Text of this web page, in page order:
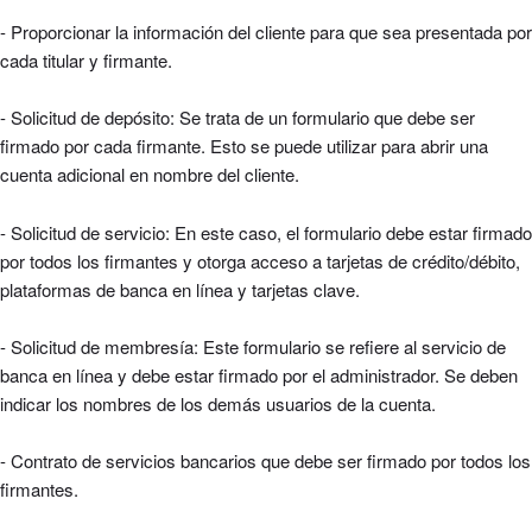
- Proporcionar la información del cliente para que sea presentada por
cada titular y firmante.
- Solicitud de depósito: Se trata de un formulario que debeser
firmado por cada firmante. Esto se puede utilizar para abrir una
cuenta adicional en nombre del cliente.
- Solicitud de servicio: En este caso, el formulario debe estar firmado
por todos los firmantes y otorga acceso a tarjetas de crédito/débito,
plataformas de banca en línea y tarjetas clave.
- Solicitud de membresía: Este formulario se refiere al servicio de
banca en línea y debe estar firmado por el administrador. Se deben
indicar los nombres de los demás usuarios de la cuenta.
- Contrato de servicios bancarios que debeser firmado por todos los
firmantes.